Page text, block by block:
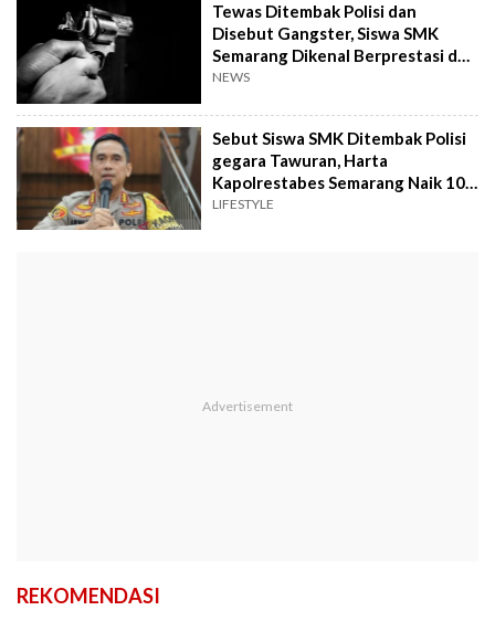
Tewas Ditembak Polisi dan
Disebut Gangster, Siswa SMK
Semarang Dikenal Berprestasi dan
Anak Piatu
NEWS
Sebut Siswa SMK Ditembak Polisi
gegara Tawuran, Harta
Kapolrestabes Semarang Naik 10
Kali Lipat dalam Setahun
LIFESTYLE
REKOMENDASI